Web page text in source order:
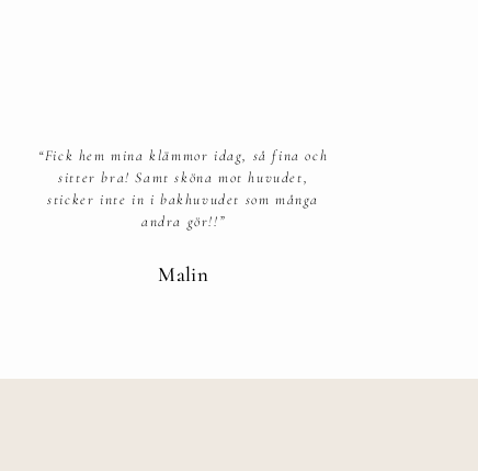
“Fick hem mina klämmor idag, så fina och
sitter bra! Samt sköna mot huvudet,
sticker inte in i bakhuvudet som många
andra gör!!”
Malin